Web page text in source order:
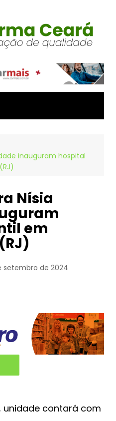
inauguram hospital
Nísia
em
setembro de 2024
unidade contará com